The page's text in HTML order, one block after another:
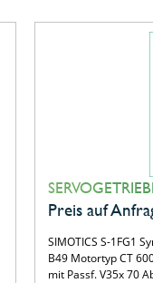
Preis auf
SIMOTICS S-1FG1
B49 Motortyp CT
mit Passf. V35x 70